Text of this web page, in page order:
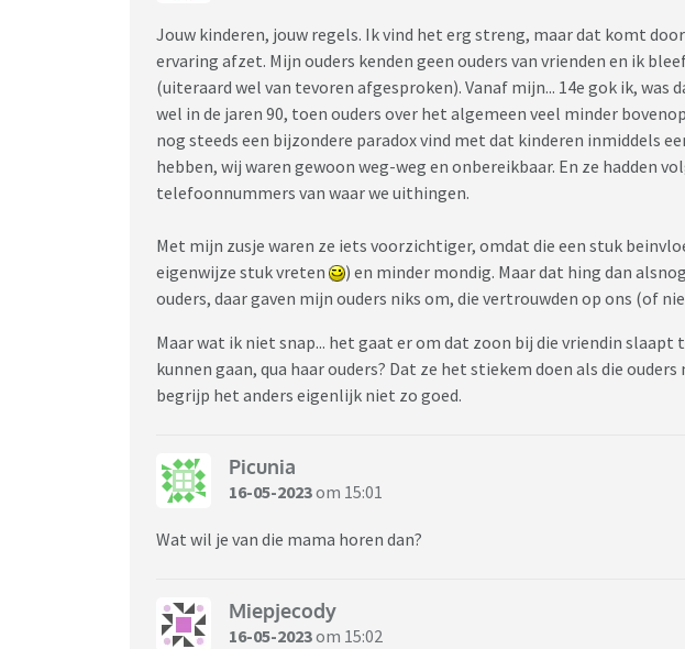
Jouw kinderen, jouw regels. Ik vind het erg streng, maar dat komt
ervaring afzet. Mijn ouders kenden geen ouders van vrienden en ik
(uiteraard wel van tevoren afgesproken). Vanaf mijn... 14e gok ik, was
wel in de jaren 90, toen ouders over het algemeen veel minder
nog steeds een bijzondere paradox vind met dat kinderen inmiddels
hebben, wij waren gewoon weg-weg en onbereikbaar. En ze hadden
telefoonnummers van waar we uithingen.
Met mijn zusje waren ze iets voorzichtiger, omdat die een stuk
eigenwijze stuk vreten
) en minder mondig. Maar dat hing dan
ouders, daar gaven mijn ouders niks om, die vertrouwden op ons (of
Maar wat ik niet snap... het gaat er om dat zoon bij die vriendin slaapt
kunnen gaan, qua haar ouders? Dat ze het stiekem doen als die
begrijp het anders eigenlijk niet zo goed.
Picunia
16-05-2023om 15:01
Wat wil je van die mama horen dan?
Miepjecody
16-05-2023om 15:02